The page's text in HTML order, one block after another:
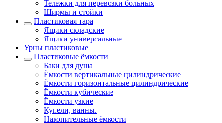
Тележки для перевозки больных
Ширмы и стойки
Пластиковая тара
Ящики складские
Ящики универсальные
Урны пластиковые
Пластиковые ёмкости
Баки для душа
Ёмкости вертикальные цилиндрические
Ёмкости горизонтальные цилиндрические
Ёмкости кубические
Ёмкости узкие
Купели, ванны.
Накопительные ёмкости